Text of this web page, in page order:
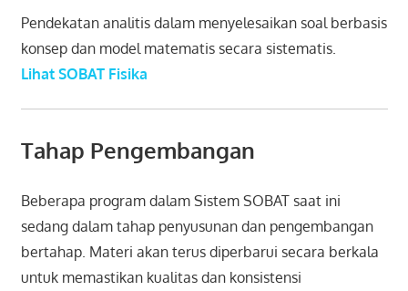
Pendekatan analitis dalam menyelesaikan soal berbasis
konsep dan model matematis secara sistematis.
Lihat SOBAT Fisika
Tahap Pengembangan
Beberapa program dalam Sistem SOBAT saat ini
sedang dalam tahap penyusunan dan pengembangan
bertahap. Materi akan terus diperbarui secara berkala
untuk memastikan kualitas dan konsistensi